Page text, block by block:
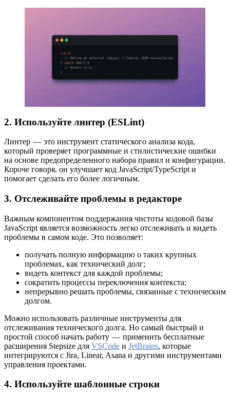
2. Используйте линтер (ESLint)
Линтер — это инструмент статического анализа кода,
который проверяет программные и стилистические ошибки
на основе предопределенного набора правил и конфигурации.
Короче говоря, он улучшает код JavaScript/TypeScript и
помогает сделать его более логичным.
3. Отслеживайте проблемы в редакторе
Важным компонентом поддержания чистоты кодовой базы
JavaScript является возможность легко отслеживать и видеть
проблемы в самом коде. Это позволяет:
получать полную информацию о таких крупных
проблемах, как технический долг;
видеть контекст для каждой проблемы;
сократить процессы переключения контекста;
непрерывно решать проблемы, связанные с техническим
долгом.
Можно использовать различные инструменты для
отслеживания технического долга. Но самый быстрый и
простой способ начать работу — применить бесплатные
расширения Stepsize для VSCode и JetBrains, которые
интегрируются с Jira, Linear, Asana и другими инструментами
управления проектами.
4. Используйте шаблонные строки